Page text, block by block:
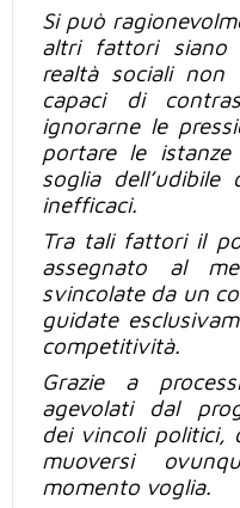
Si può
altri fattori siano
realtà sociali non
capaci di
ignorarne le
portare le
soglia dell’udibile
inefficaci.
Tra tali fattori il
assegnato al
svincolate da un
guidate
competitività.
Grazie a
agevolati dal
dei vincoli politici,
muoversi
momento voglia.